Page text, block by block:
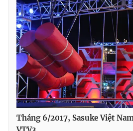
Theo dõi báo trên
Cơ quan chủ quản:
Đài Truyền hình
Cơ quan báo chí:Thời báo VTV
Giấy phép hoạt động báo in và báo
cấp ngày 29/12/2023
Tổng Biên tập:Vũ Thanh Thủy
Phó Tổng Biên tập:Nguyễn Thị Mỹ
Nguyễn Trọng Ninh
Tổng đài VTV:024.38 355 931 -
Tháng 6/2017, Sasuke Việt